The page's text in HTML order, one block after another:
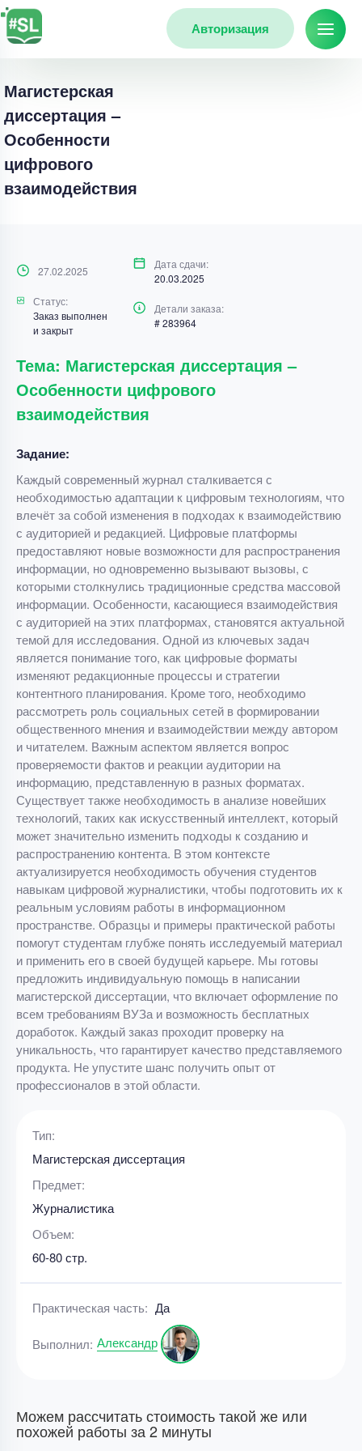
Авторизация
Магистерская
диссертация –
Особенности
цифрового
взаимодействия
27.02.2025
Дата сдачи:
20.03.2025
Статус:
Заказ выполнен
и закрыт
Детали заказа:
# 283964
Тема: Магистерская диссертация –
Особенности цифрового
взаимодействия
Задание:
Каждый современный журнал сталкивается с
необходимостью адаптации к цифровым технологиям, что
влечёт за собой изменения в подходах к взаимодействию
с аудиторией и редакцией. Цифровые платформы
предоставляют новые возможности для распространения
информации, но одновременно вызывают вызовы, с
которыми столкнулись традиционные средства массовой
информации. Особенности, касающиеся взаимодействия
с аудиторией на этих платформах, становятся актуальной
темой для исследования. Одной из ключевых задач
является понимание того, как цифровые форматы
изменяют редакционные процессы и стратегии
контентного планирования. Кроме того, необходимо
рассмотреть роль социальных сетей в формировании
общественного мнения и взаимодействии между автором
и читателем. Важным аспектом является вопрос
проверяемости фактов и реакции аудитории на
информацию, представленную в разных форматах.
Существует также необходимость в анализе новейших
технологий, таких как искусственный интеллект, который
может значительно изменить подходы к созданию и
распространению контента. В этом контексте
актуализируется необходимость обучения студентов
навыкам цифровой журналистики, чтобы подготовить их к
реальным условиям работы в информационном
пространстве. Образцы и примеры практической работы
помогут студентам глубже понять исследуемый материал
и применить его в своей будущей карьере. Мы готовы
предложить индивидуальную помощь в написании
магистерской диссертации, что включает оформление по
всем требованиям ВУЗа и возможность бесплатных
доработок. Каждый заказ проходит проверку на
уникальность, что гарантирует качество представляемого
продукта. Не упустите шанс получить опыт от
профессионалов в этой области.
Тип:
Магистерская диссертация
Предмет:
Журналистика
Объем:
60-80 стр.
Практическая часть: Да
Выполнил: Александр
Можем рассчитать стоимость такой же или
похожей работы за 2 минуты